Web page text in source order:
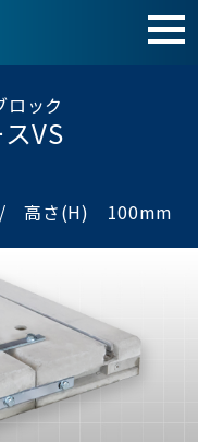
ロック
VS
高さ(H) 100mm